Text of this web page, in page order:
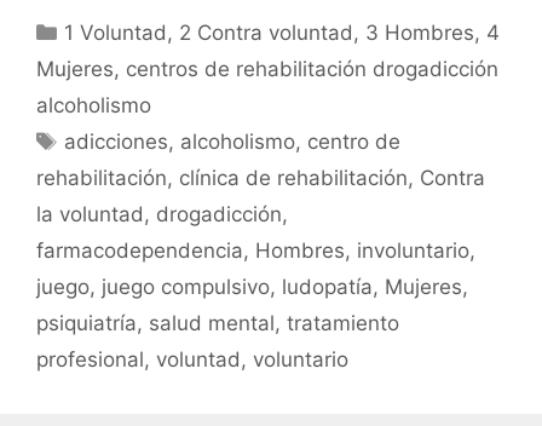
c
e
b
o
o
k
itt
er
ai
l
at
s
p
p
m
p
tir
Categorías
1 Voluntad, 2 Contra voluntad, 3 Hombres, 4
Mujeres, centros de rehabilitación drogadicción
alcoholismo
Etiquetas
adicciones, alcoholismo, centro de
rehabilitación, clínica de rehabilitación, Contra
la voluntad, drogadicción,
farmacodependencia, Hombres, involuntario,
juego, juego compulsivo, ludopatía, Mujeres,
psiquiatría, salud mental, tratamiento
profesional, voluntad, voluntario